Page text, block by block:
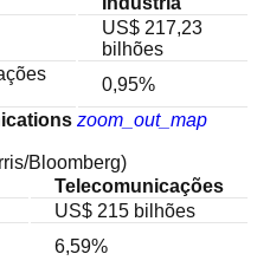
US$ 217,23
bilhões
0,95%
zoom_out_map
Bloomberg)
Telecomunicações
US$ 215 bilhões
6,59%